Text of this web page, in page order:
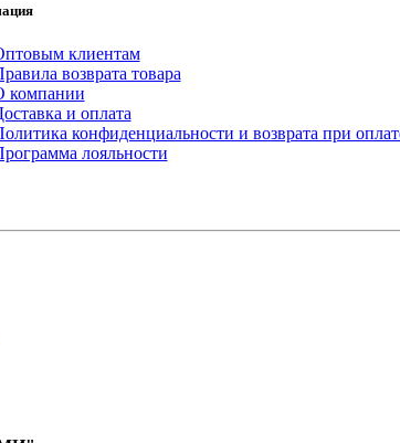
клиентам
возврата товара
компании
и оплата
конфиденциальности и возврата при
лояльности